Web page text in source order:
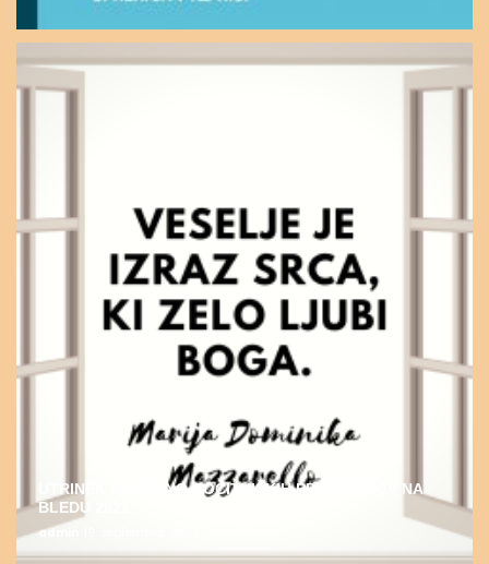
UTRINEK DUHOVNO-POČITNIŠKIH PROGRAMOV NA
BLEDU 2022
admin